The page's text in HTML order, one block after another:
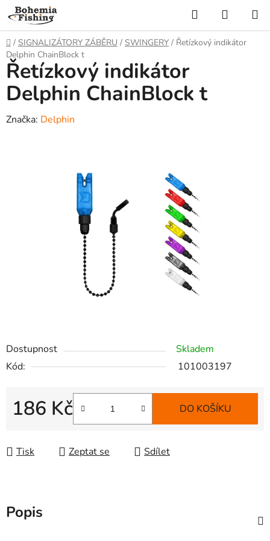
Přejít
na
obsah
Hledat
KOŠÍK
Domů
/ SIGNALIZÁTORY ZÁBĚRU / SWINGERY / Řetízkový indikátor
Delphin ChainBlock t
Dostupnost
Skladem
Kód:
101003197
186 Kč DO KOŠÍKU
Tisk Zeptat se Sdílet
Řetízkový indikátor
Delphin ChainBlock t
Značka: Delphin
Popis